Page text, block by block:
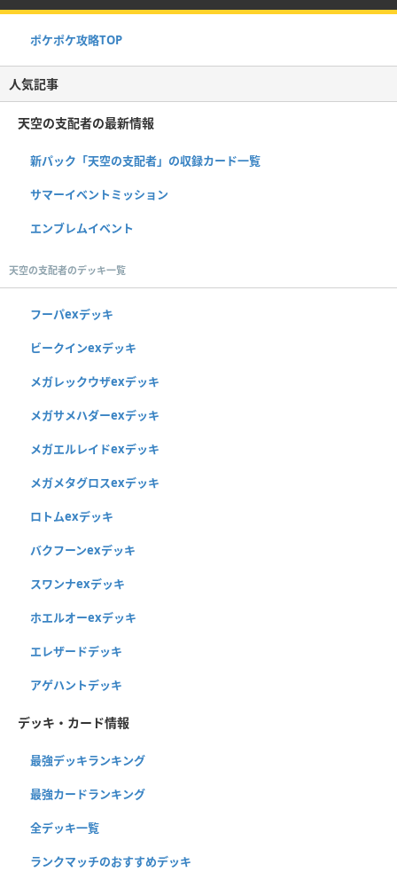
ポケポケ攻略TOP
人気記事
天空の支配者の最新情報
新パック「天空の支配者」の収録カード一覧
サマーイベントミッション
エンブレムイベント
天空の支配者のデッキ一覧
フーパexデッキ
ビークインexデッキ
メガレックウザexデッキ
メガサメハダーexデッキ
メガエルレイドexデッキ
メガメタグロスexデッキ
ロトムexデッキ
バクフーンexデッキ
スワンナexデッキ
ホエルオーexデッキ
エレザードデッキ
アゲハントデッキ
デッキ・カード情報
最強デッキランキング
最強カードランキング
全デッキ一覧
ランクマッチのおすすめデッキ